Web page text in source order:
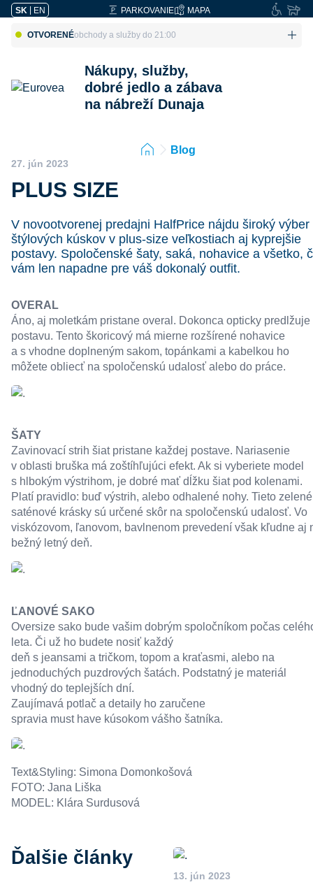
SK EN PARKOVANIE MAPA
OTVORENÉobchody a služby do 21:00
Nákupy, služby,
dobré jedlo a zábava
na nábreží Dunaja
Blog
27. jún 2023
PLUS SIZE
V novootvorenej predajni HalfPrice nájdu široký výber
štýlových kúskov v plus-size veľkostiach aj kyprejšie
postavy. Spoločenské šaty, saká, nohavice a všetko,
vám len napadne pre váš dokonalý outfit.
OVERAL
Áno, aj moletkám pristane overal. Dokonca opticky predlžuje
postavu. Tento škoricový má mierne rozšírené nohavice
a s vhodne doplneným sakom, topánkami a kabelkou ho
môžete obliecť na spoločenskú udalosť alebo do práce.
ŠATY
Zavinovací strih šiat pristane každej postave. Nariasenie
v oblasti bruška má zoštíhľujúci efekt. Ak si vyberiete model
s hlbokým výstrihom, je dobré mať dĺžku šiat pod kolenami.
Platí pravidlo: buď výstrih, alebo odhalené nohy. Tieto zelené
saténové krásky sú určené skôr na spoločenskú udalosť. Vo
viskózovom, ľanovom, bavlnenom prevedení však kľudne aj
bežný letný deň.
ĽANOVÉ SAKO
Oversize sako bude vašim dobrým spoločníkom počas
leta. Či už ho budete nosiť každý
deň s jeansami a tričkom, topom a kraťasmi, alebo na
jednoduchých puzdrových šatách. Podstatný je materiál
vhodný do teplejších dní.
Zaujímavá potlač a detaily ho zaručene
spravia must have kúsokom vášho šatníka.
Text&Styling: Simona Domonkošová
FOTO: Jana Liška
MODEL: Klára Surdusová
Ďalšie články
13. jún 2023